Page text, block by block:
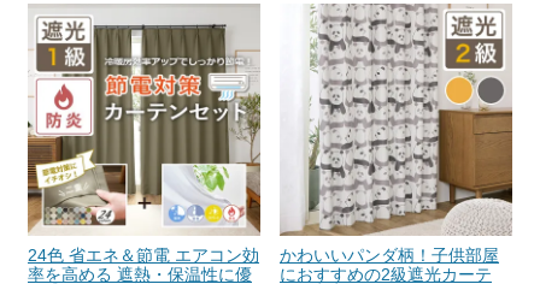
24色 省エネ＆節電 エアコン効
率を高める 遮熱・保温性に優
かわいいパンダ柄！子供部屋
におすすめの2級遮光カーテ